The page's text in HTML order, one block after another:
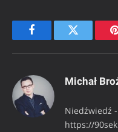
FacebookTwitter
Michał
Niedźwiedź
https://